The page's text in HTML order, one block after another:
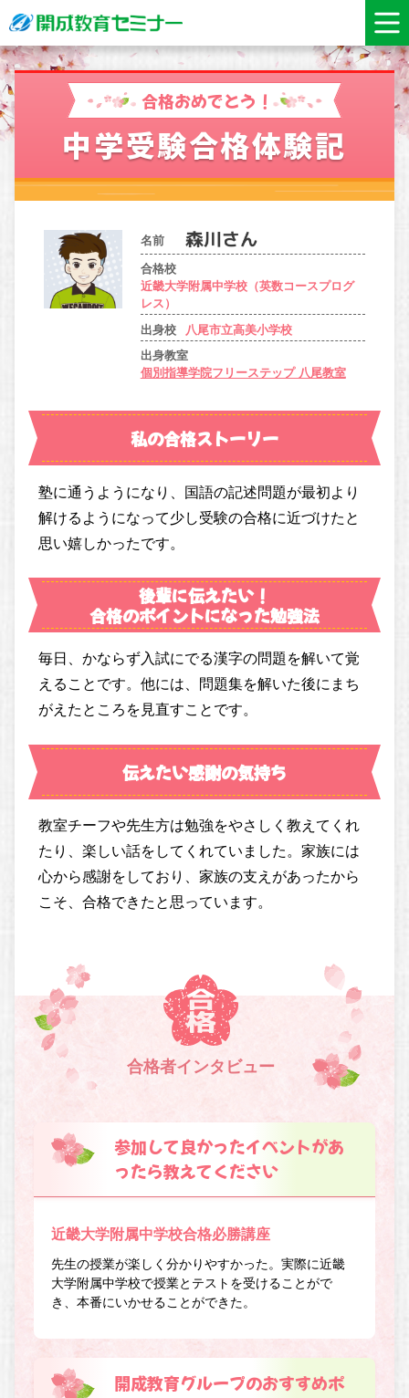
合格おめでとう！
中学受験合格体験記
名前
合格校
近畿大学附属中学校（英数コースプログ
レス）
出身校
八尾市立高美小学校
出身教室
個別指導学院フリーステップ 八尾教室
私の合格ストーリー
塾に通うようになり、国語の記述問題が最初より
解けるようになって少し受験の合格に近づけたと
思い嬉しかったです。
後輩に伝えたい！
合格のポイントになった勉強法
毎日、かならず入試にでる漢字の問題を解いて覚
えることです。他には、問題集を解いた後にまち
がえたところを見直すことです。
伝えたい感謝の気持ち
教室チーフや先生方は勉強をやさしく教えてくれ
たり、楽しい話をしてくれていました。家族には
心から感謝をしており、家族の支えがあったから
こそ、合格できたと思っています。
合格者インタビュー
参加して良かったイベントがあ
ったら教えてください
近畿大学附属中学校合格必勝講座
先生の授業が楽しく分かりやすかった。実際に近畿
大学附属中学校で授業とテストを受けることがで
き、本番にいかせることができた。
開成教育グループのおすすめポ